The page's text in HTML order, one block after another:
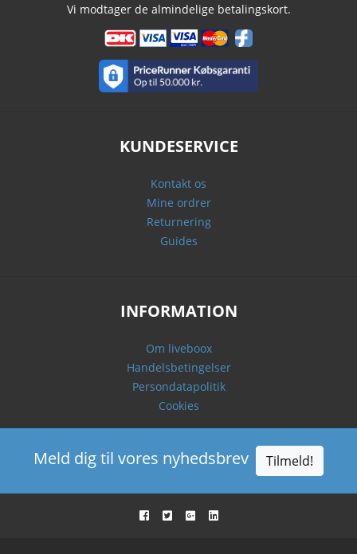
Vi modtager de almindelige betalingskort.
KUNDESERVICE
Kontakt os
Mine ordrer
Returnering
Guides
INFORMATION
Om liveboox
Handelsbetingelser
Persondatapolitik
Cookies
Meld dig til vores nyhedsbrev Tilmeld!